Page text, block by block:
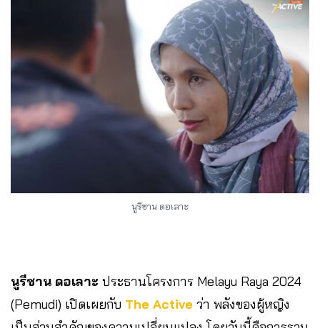
นูรีซาน ดอเลาะ
นูรีซาน ดอเลาะ ประธานโครงการ Melayu Raya 2024
(Pemudi) เปิดเผยกับ The Active ว่า พลังของผู้หญิง